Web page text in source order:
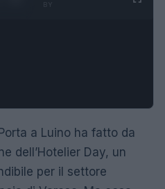
a Luino ha fatto da
dell’Hotelier Day, un
per il settore